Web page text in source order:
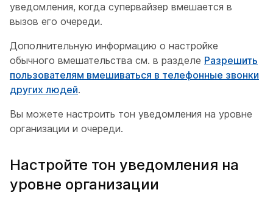
уведомления, когда супервайзер вмешается в
вызов его очереди.
Дополнительную информацию о настройке
обычного вмешательства см. в разделе Разрешить
пользователям вмешиваться в телефонные звонки
других людей.
Вы можете настроить тон уведомления на уровне
организации и очереди.
Настройте тон уведомления на
уровне организации